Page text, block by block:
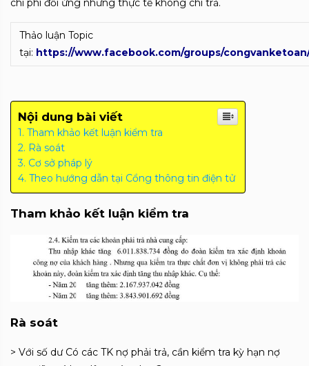
chi phí đối ứng nhưng thực tế không chi trả.
Thảo luận Topic
tại: https://www.facebook.com/groups/
Nội dung bài viết
Tham khảo kết luận kiểm tra
Rà soát
Cơ sở pháp lý
Theo hướng dẫn tại Cổng thông tin điện tử
Tham khảo kết luận kiểm tra
Rà soát
> Với số dư Có các TK nợ phải trả, cần kiểm tra kỳ hạn nợ